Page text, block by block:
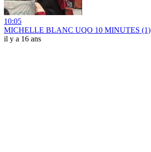
10:05
MICHELLE BLANC UQO 10 MINUTES (1)
il y a 16 ans